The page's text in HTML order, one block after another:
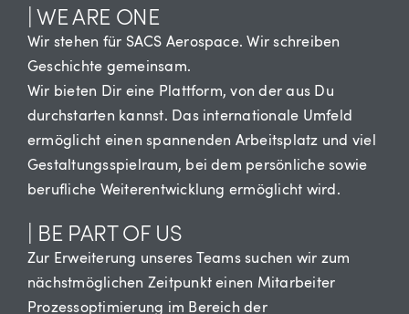
| WE ARE ONE
Wir stehen für SACS Aerospace. Wir schreiben
Geschichte gemeinsam.
Wir bieten Dir eine Plattform, von der aus Du
durchstarten kannst. Das internationale Umfeld
ermöglicht einen spannenden Arbeitsplatz und viel
Gestaltungsspielraum, bei dem persönliche sowie
berufliche Weiterentwicklung ermöglicht wird.
| BE PART OF US
Zur Erweiterung unseres Teams suchen wir zum
nächstmöglichen Zeitpunkt einen Mitarbeiter
Prozessoptimierung im Bereich der